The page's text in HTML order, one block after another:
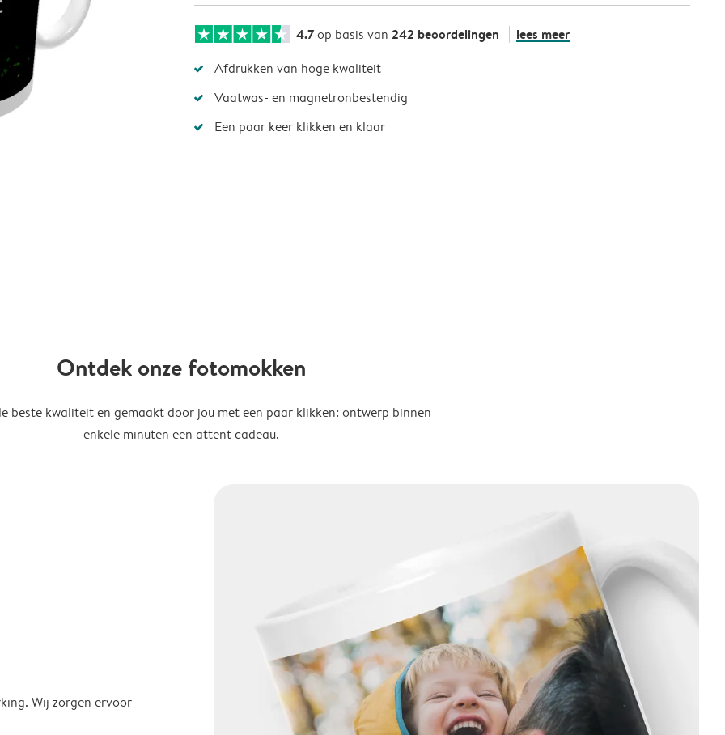
4.7op basis van 242 beoordelingen lees meer
Afdrukken van hoge kwaliteit
Vaatwas- en magnetronbestendig
Een paar keer klikken en klaar
Ontdek onze fotomokken
beste kwaliteit en gemaakt door jou met een paar klikken: ontwerp binnen
enkele minuten een attent cadeau.
Wij zorgen ervoor